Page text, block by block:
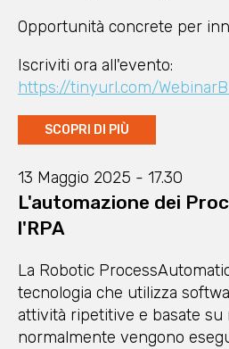
Opportunità concrete per
Iscriviti ora all'evento:
https://tinyurl.com/
SCOPRI DI PIÙ
13 Maggio 2025 - 17.30
L'automazione dei
l'RPA
La Robotic
tecnologia che utilizza
attività ripetitive e basate su
normalmente vengono